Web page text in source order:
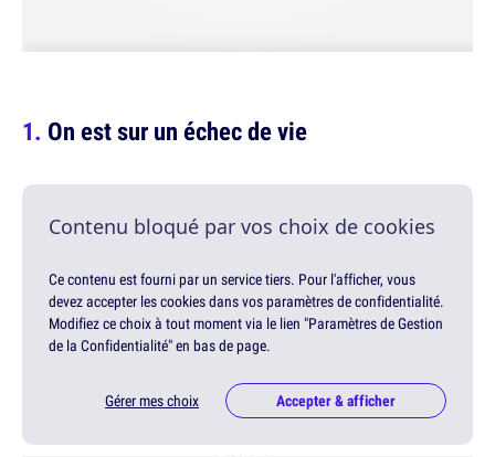
On est sur un échec de vie
Contenu bloqué par vos choix de cookies
Ce contenu est fourni par un service tiers. Pour l'afficher, vous
devez accepter les cookies dans vos paramètres de confidentialité.
Modifiez ce choix à tout moment via le lien "Paramètres de Gestion
de la Confidentialité" en bas de page.
Gérer mes choix Accepter & afficher